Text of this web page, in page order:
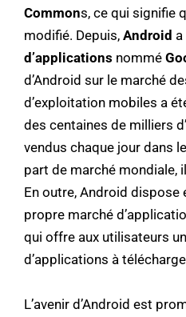
Commons, ce qui signifie
modifié. Depuis, Android
d’applications nommé
d’Android sur le marché
d’exploitation mobiles a
des centaines de milliers
vendus chaque jour dans
part de marché mondiale,
En outre, Android dispose
propre marché
qui offre aux utilisateurs
d’applications à
L’avenir d’Android est